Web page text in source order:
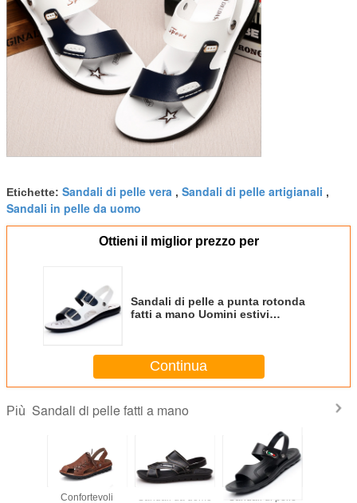
Etichette: Sandali di pelle vera , Sandali di pelle artigianali ,
Sandali in pelle da uomo
Ottieni il miglior prezzo per
Sandali di pelle a punta rotonda
fatti a mano Uomini estivi
Continua
Più Sandali di pelle fatti a mano
Confortevoli Sandali da uomo Sandali di pelle